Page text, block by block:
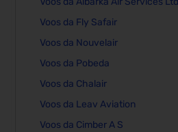
Voos da Fly Safair
Voos da Nouvelair
Voos da Pobeda
Voos da Chalair
Voos da Leav Aviation
Voos da Cimber A S